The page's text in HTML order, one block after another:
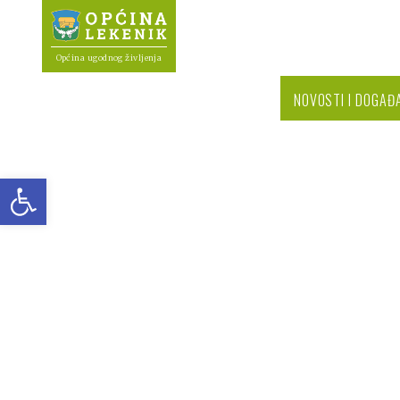
Open toolbar
Općina ugodnog življenja
NOVOSTI I